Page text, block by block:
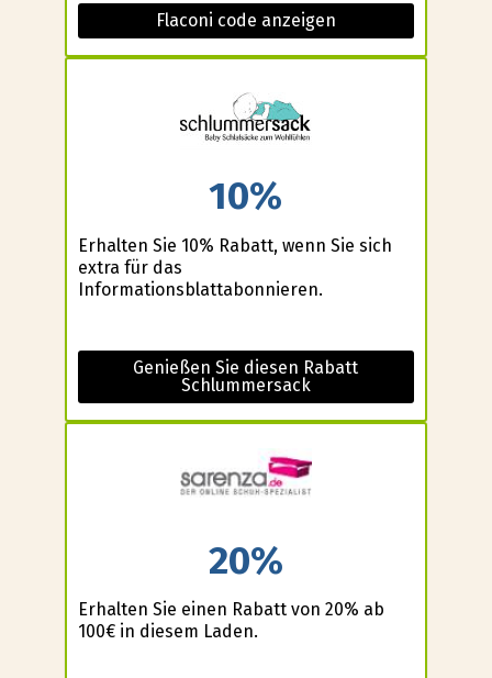
Flaconi code anzeigen
10%
Erhalten Sie 10% Rabatt, wenn Sie sich
extra für das
Informationsblattabonnieren.
Genießen Sie diesen Rabatt
Schlummersack
20%
Erhalten Sie einen Rabatt von 20% ab
100€ in diesem Laden.